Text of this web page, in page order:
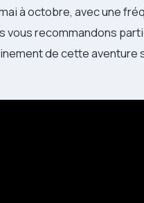
à octobre, avec une
vous recommandons
de cette aventure